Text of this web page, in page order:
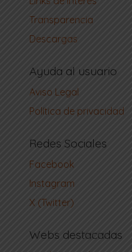
Transparencia
Descargas
Ayuda al usuario
Aviso Legal
Política de privacidad
Redes Sociales
Facebook
Instagram
X (Twitter)
Webs destacadas